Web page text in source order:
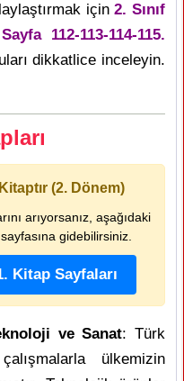
için2. Sınıf
112-113-114-115.
dikkatlice inceleyin.
(2. Dönem)
arıyorsanız, aşağıdaki
gidebilirsiniz.
Kitap Sayfaları
ve Sanat: Türk
ülkemizin